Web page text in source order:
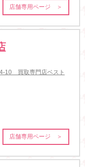
店舗専用ページ ＞
10 買取専門店ベスト
店舗専用ページ ＞